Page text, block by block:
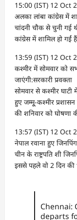
15:00 (IST) 12 Oct
अलका लांबा कांग्रेस में
चांदनी चौक से चुनी गई
कांग्रेस में शामिल हो गईं
13:59 (IST) 12 Oct
कश्मीर में सोमवार को
जाएंगी:सरकारी प्रवक्ता
सोमवार से कश्मीर घाटी
हुए जम्मू्-कश्मीर
की शनिवार को घोषणा
13:57 (IST) 12 Oct
नेपाल रवाना हुए जिनपिंग
चीन के राष्ट्रपति शी
इससे पहले वो 2 दिन की
Chennai:
departs